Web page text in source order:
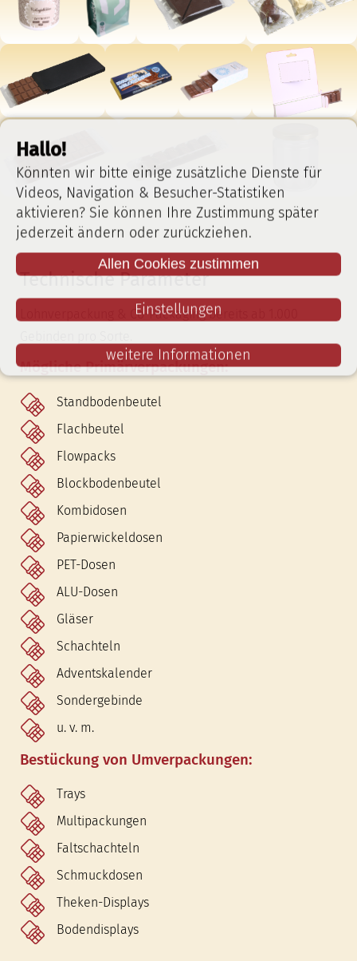
Technische Parameter
Lohnverpackung & Co-Packaging bereits ab 1.000
Mögliche Primärverpackungen:
Standbodenbeutel
Flachbeutel
Flowpacks
Blockbodenbeutel
Kombidosen
Papierwickeldosen
PET-Dosen
ALU-Dosen
Gläser
Schachteln
Adventskalender
Sondergebinde
u. v. m.
Bestückung von Umverpackungen:
Trays
Multipackungen
Faltschachteln
Schmuckdosen
Theken-Displays
Bodendisplays
Hallo!
Könnten wir bitte einige zusätzliche Dienste für
Videos, Navigation & Besucher-Statistiken
aktivieren? Sie können Ihre Zustimmung später
jederzeit ändern oder zurückziehen.
Allen Cookies zustimmen
Einstellungen
weitere Informationen